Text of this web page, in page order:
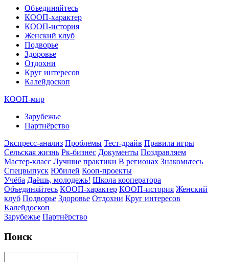
Объединяйтесь
КООП-характер
КООП-история
Женский клуб
Подворье
Здоровье
Отдохни
Круг интересов
Калейдоскоп
КООП-мир
Зарубежье
Партнёрство
Экспресс-анализ Проблемы Тест-драйв Правила игры
Сельская жизнь Рк-бизнес Документы Поздравляем
Мастер-класс Лучшие практики В регионах Знакомьтесь
Спецвыпуск Юбилей Кооп-проекты
Учёба Даёшь, молодежь! Школа кооператора
Объединяйтесь КООП-характер КООП-история Женский
клуб Подворье Здоровье Отдохни Круг интересов
Калейдоскоп
Зарубежье Партнёрство
Поиск